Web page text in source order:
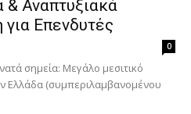
& Αναπτυξιακά
για Επενδυτές
0
σημεία: Μεγάλο μεσιτικό
Ελλάδα (συμπεριλαμβανομένου